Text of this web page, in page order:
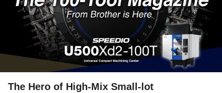
The Hero of High-Mix Small-lot